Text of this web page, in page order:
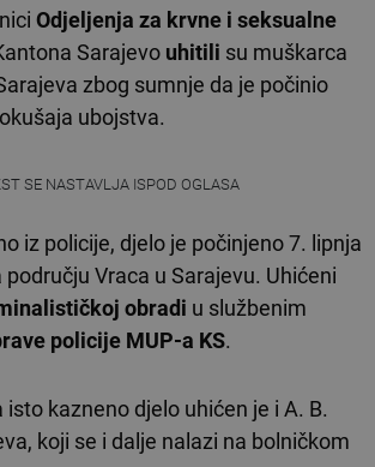
Odjeljenja za krvne i seksualne
Sarajevo uhitili su muškarca
zbog sumnje da je počinio
ubojstva.
SE NASTAVLJA ISPOD OGLASA
iz policije, djelo je počinjeno 7. lipnja
Vraca u Sarajevu. Uhićeni
obradi u službenim
policije MUP-a KS.
kazneno djelo uhićen je i A. B.
koji se i dalje nalazi na bolničkom